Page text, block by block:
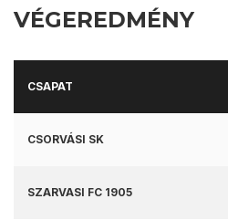
VÉGEREDMÉNY
CSAPAT
CSORVÁSI SK
SZARVASI FC 1905